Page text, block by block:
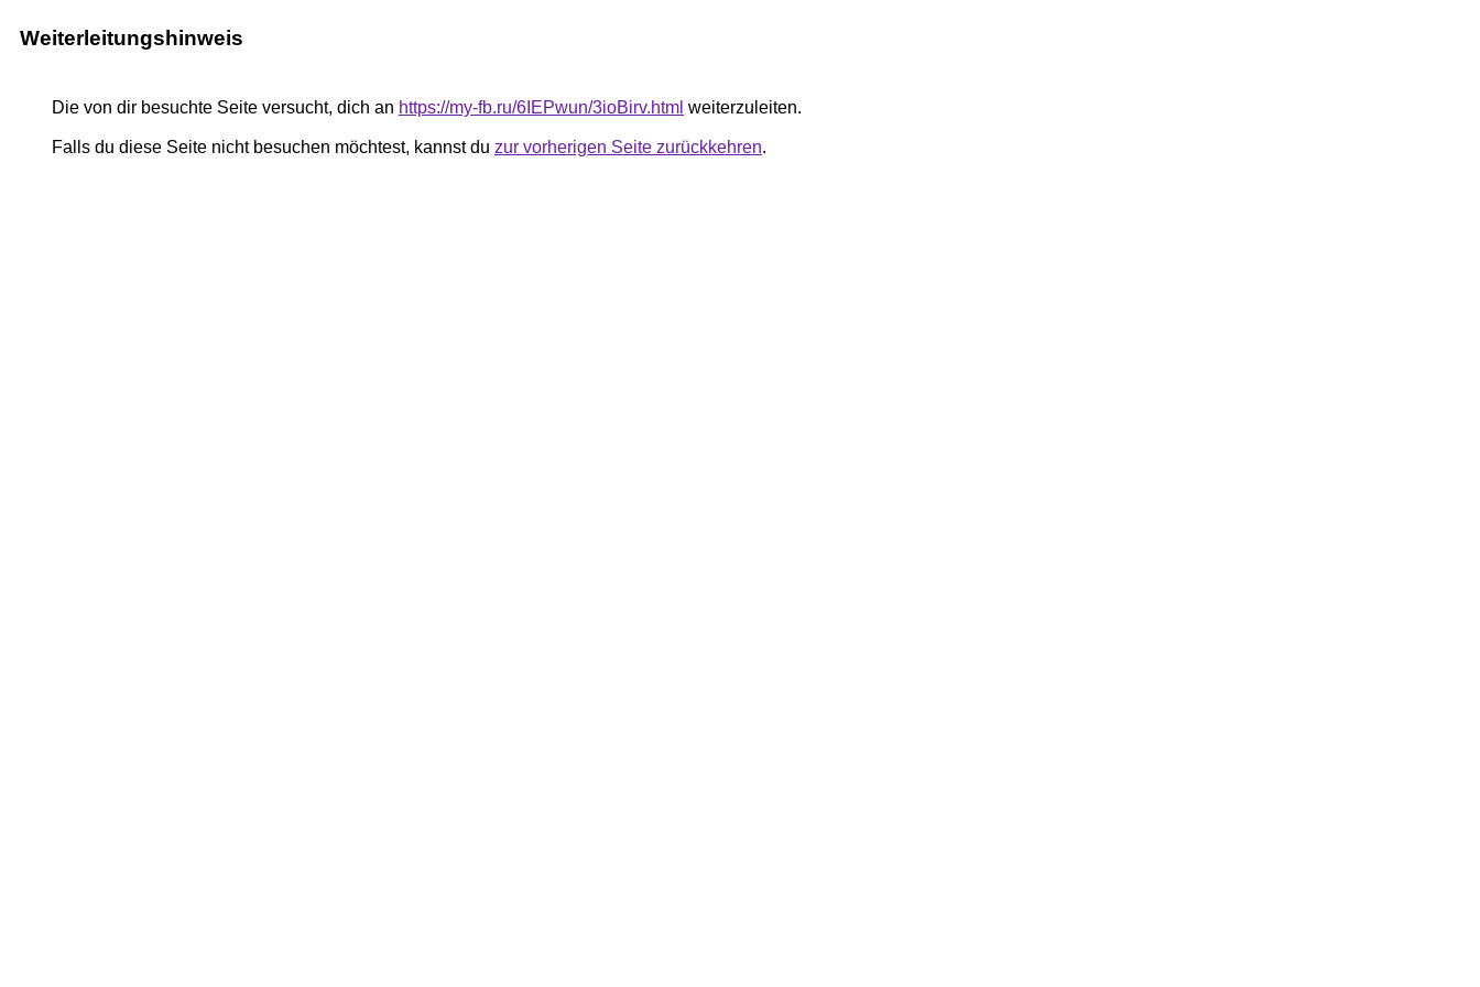
Weiterleitungshinweis
Die von dir besuchte Seite versucht, dich an https://my-fb.ru/6IEPwun/3ioBirv.html weiterzuleiten.
Falls du diese Seite nicht besuchen möchtest, kannst du zur vorherigen Seite zurückkehren.